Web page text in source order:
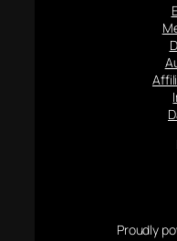
Proudly